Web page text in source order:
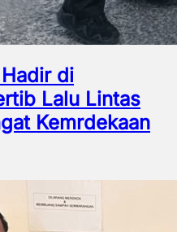
di
Lalu Lintas
Kemrdekaan